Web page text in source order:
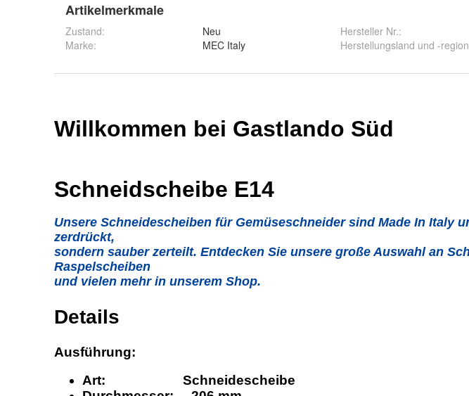
Artikelmerkmale
Zustand:
Neu
Marke:
MEC Italy
Hersteller Nr.:
Herstellungsland und -region